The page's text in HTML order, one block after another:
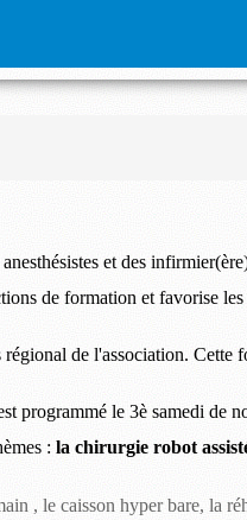
et des
de formation et favorise les
régional de l'association. Cette
programmé le 3è samedi de
: la chirurgie robot
, le caisson hyper bare, la